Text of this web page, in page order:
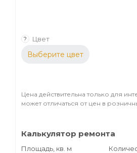
? Цвет
Выберите цвет
Цена действительна только для
может отличаться от цен в
Калькулятор ремонта
Площадь, кв. м